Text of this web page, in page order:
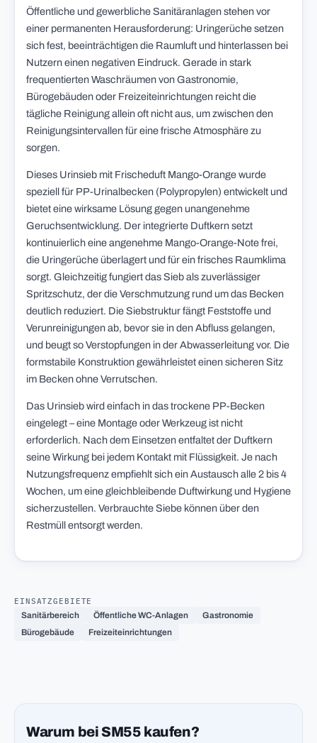
Öffentliche und gewerbliche Sanitäranlagen stehen vor
einer permanenten Herausforderung: Uringerüche setzen
sich fest, beeinträchtigen die Raumluft und hinterlassen bei
Nutzern einen negativen Eindruck. Gerade in stark
frequentierten Waschräumen von Gastronomie,
Bürogebäuden oder Freizeiteinrichtungen reicht die
tägliche Reinigung allein oft nicht aus, um zwischen den
Reinigungsintervallen für eine frische Atmosphäre zu
sorgen.
Dieses Urinsieb mit Frischeduft Mango-Orange wurde
speziell für PP-Urinalbecken (Polypropylen) entwickelt und
bietet eine wirksame Lösung gegen unangenehme
Geruchsentwicklung. Der integrierte Duftkern setzt
kontinuierlich eine angenehme Mango-Orange-Note frei,
die Uringerüche überlagert und für ein frisches Raumklima
sorgt. Gleichzeitig fungiert das Sieb als zuverlässiger
Spritzschutz, der die Verschmutzung rund um das Becken
deutlich reduziert. Die Siebstruktur fängt Feststoffe und
Verunreinigungen ab, bevor sie in den Abfluss gelangen,
und beugt so Verstopfungen in der Abwasserleitung vor. Die
formstabile Konstruktion gewährleistet einen sicheren Sitz
im Becken ohne Verrutschen.
Das Urinsieb wird einfach in das trockene PP-Becken
eingelegt – eine Montage oder Werkzeug ist nicht
erforderlich. Nach dem Einsetzen entfaltet der Duftkern
seine Wirkung bei jedem Kontakt mit Flüssigkeit. Je nach
Nutzungsfrequenz empfiehlt sich ein Austausch alle 2 bis 4
Wochen, um eine gleichbleibende Duftwirkung und Hygiene
sicherzustellen. Verbrauchte Siebe können über den
Restmüll entsorgt werden.
EINSATZGEBIETE
Sanitärbereich
Öffentliche WC-Anlagen
Gastronomie
Bürogebäude
Freizeiteinrichtungen
Warum bei SM55 kaufen?